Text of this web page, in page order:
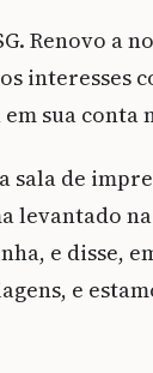
Renovo a
interesses
sua conta
de
levantado
e disse,
e